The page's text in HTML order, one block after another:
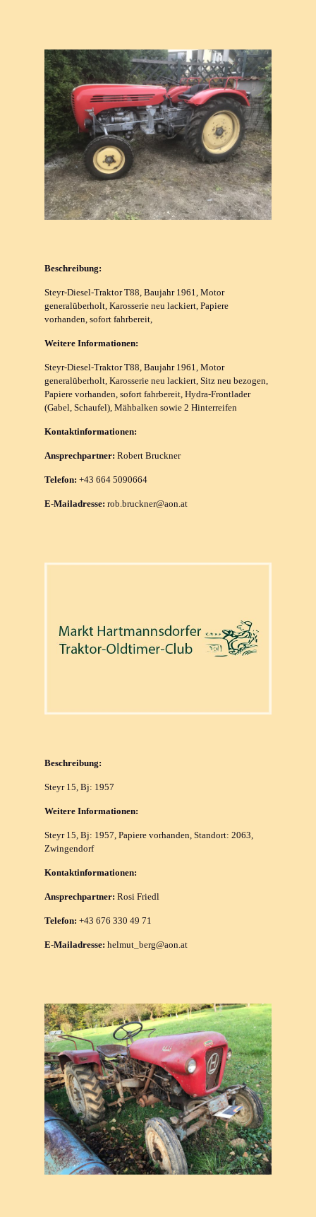
Beschreibung:
Steyr-Diesel-Traktor T88, Baujahr 1961, Motor
generalüberholt, Karosserie neu lackiert, Papiere
vorhanden, sofort fahrbereit,
Weitere Informationen:
Steyr-Diesel-Traktor T88, Baujahr 1961, Motor
generalüberholt, Karosserie neu lackiert, Sitz neu bezogen,
Papiere vorhanden, sofort fahrbereit, Hydra-Frontlader
(Gabel, Schaufel), Mähbalken sowie 2 Hinterreifen
Kontaktinformationen:
Ansprechpartner: Robert Bruckner
Telefon: +43 664 5090664
E-Mailadresse: rob.bruckner@aon.at
Beschreibung:
Steyr 15, Bj: 1957
Weitere Informationen:
Steyr 15, Bj: 1957, Papiere vorhanden, Standort: 2063,
Zwingendorf
Kontaktinformationen:
Ansprechpartner: Rosi Friedl
Telefon: +43 676 330 49 71
E-Mailadresse: helmut_berg@aon.at